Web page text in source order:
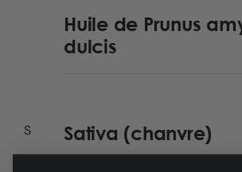
Huile de Prunus
dulcis
Sativa (chanvre)